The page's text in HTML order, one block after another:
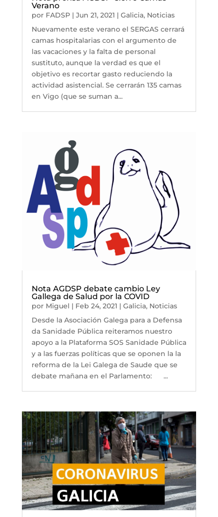
Verano
por FADSP| Jun 21, 2021 | Galicia, Noticias
Nuevamente este verano el SERGAS cerrará
camas hospitalarias con el argumento de
las vacaciones y la falta de personal
sustituto, aunque la verdad es que el
objetivo es recortar gasto reduciendo la
actividad asistencial. Se cerrarán 135 camas
en Vigo (que se suman a...
Nota AGDSP debate cambio Ley
Gallega de Salud por la COVID
por Miguel | Feb 24, 2021 | Galicia, Noticias
Desde la Asociación Galega para a Defensa
da Sanidade Pública reiteramos nuestro
apoyo a la Plataforma SOS Sanidade Pública
y a las fuerzas políticas que se oponen la la
reforma de la Lei Galega de Saude que se
debate mañana en el Parlamento: ...